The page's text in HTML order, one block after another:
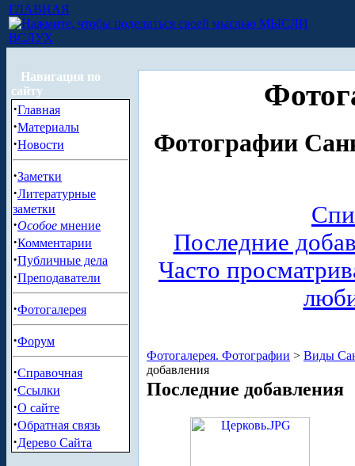
ГЛАВНАЯ
МЫСЛИ
ВСЛУХ
Навигация по
сайту
·Главная
·Материалы
·Новости
·Заметки
·Литературные
заметки
·Особое мнение
·Комментарии
·Публичные дела
·Преподаватели
·Фотогалерея
·Форум
·Справочная
·Ссылки
·О сайте
·Обратная связь
·Дерево Сайта
Фотографии
Последние
Часто
Фотогалерея. Фотографии > Виды
добавления
Последние добавления